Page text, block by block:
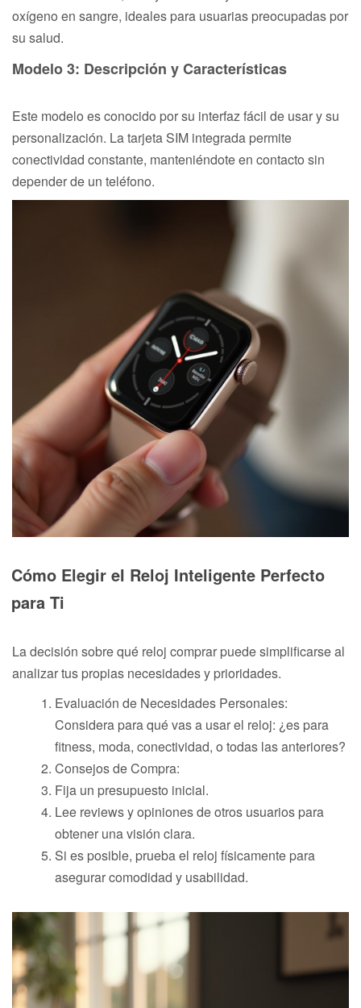
oxígeno en sangre, ideales para usuarias preocupadas por
su salud.
Modelo 3: Descripción y Características
Este modelo es conocido por su interfaz fácil de usar y su
personalización. La tarjeta SIM integrada permite
conectividad constante, manteniéndote en contacto sin
depender de un teléfono.
Cómo Elegir el Reloj Inteligente Perfecto
para Ti
La decisión sobre qué reloj comprar puede simplificarse al
analizar tus propias necesidades y prioridades.
Evaluación de Necesidades Personales:
Considera para qué vas a usar el reloj: ¿es para
fitness, moda, conectividad, o todas las anteriores?
Consejos de Compra:
Fija un presupuesto inicial.
Lee reviews y opiniones de otros usuarios para
obtener una visión clara.
Si es posible, prueba el reloj físicamente para
asegurar comodidad y usabilidad.